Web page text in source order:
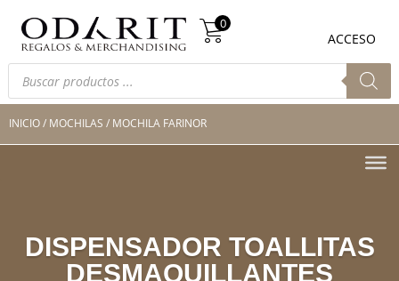
Búsqueda
de
productos
0
ACCESO
0
Búsqueda
productos
INICIO/ MOCHILAS / MOCHILA FARINOR
DISPENSADOR TOALLITAS
DESMAQUILLANTES